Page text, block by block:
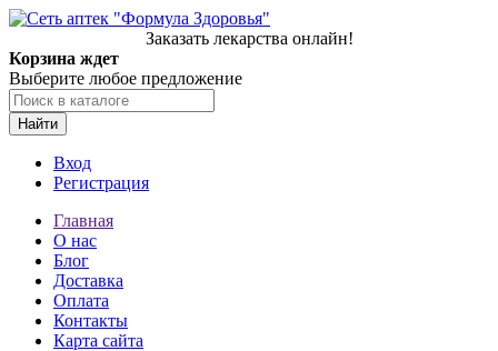
Заказать лекарства онлайн!
Корзина ждет
Выберите любое предложение
Найти
Вход
Регистрация
Главная
О нас
Блог
Доставка
Оплата
Контакты
Карта сайта